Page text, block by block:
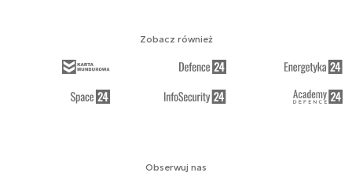
Obserwuj nas
Zobacz również